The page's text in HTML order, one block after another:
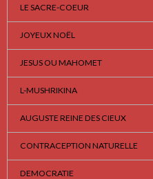
LE SACRE-COEUR
JOYEUX NOËL
JESUS OU MAHOMET
L-MUSHRIKINA
AUGUSTE REINE DES CIEUX
CONTRACEPTION NATURELLE
DEMOCRATIE